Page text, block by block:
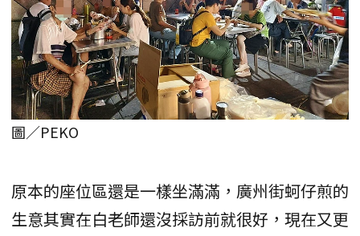
圖／PEKO
原本的座位區還是一樣坐滿滿，廣州街蚵仔煎的
生意其實在白老師還沒採訪前就很好，現在又更